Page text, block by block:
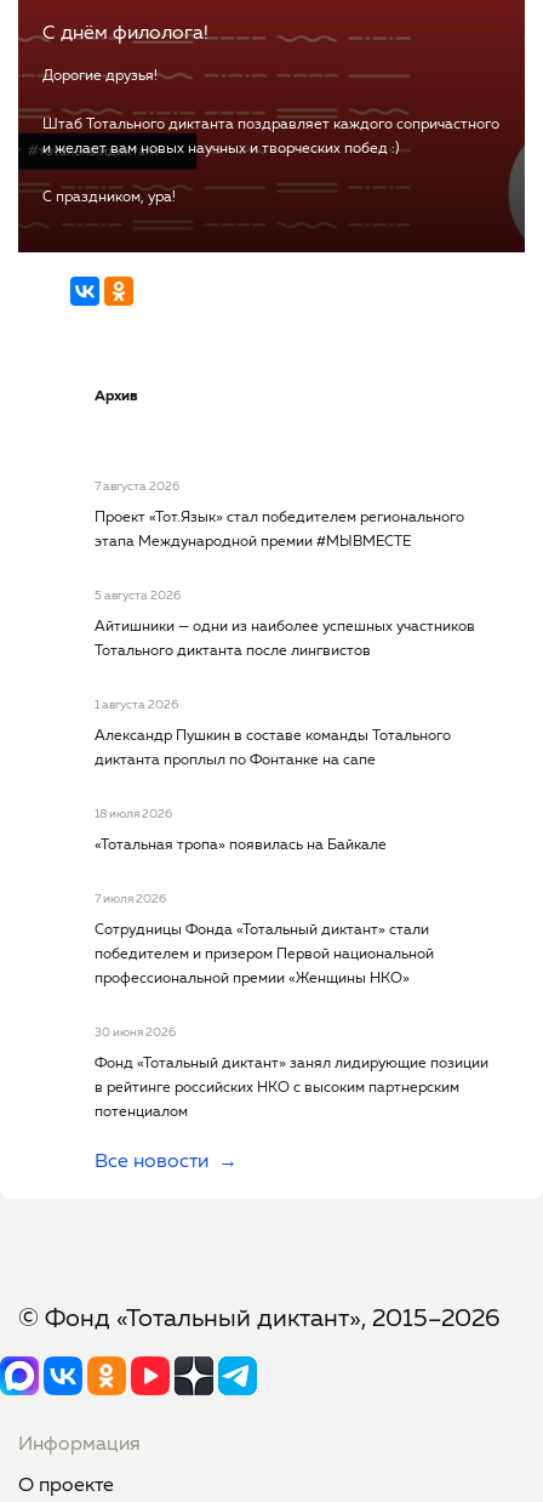
С днём филолога!
Дорогие друзья!
Штаб Тотального диктанта поздравляет каждого сопричастного
и желает вам новых научных и творческих побед :)
С праздником, ура!
Архив
7 августа 2026
Проект «Тот.Язык» стал победителем регионального
этапа Международной премии #МЫВМЕСТЕ
5 августа 2026
Айтишники — одни из наиболее успешных участников
Тотального диктанта после лингвистов
1 августа 2026
Александр Пушкин в составе команды Тотального
диктанта проплыл по Фонтанке на сапе
18 июля 2026
«Тотальная тропа» появилась на Байкале
7 июля 2026
Сотрудницы Фонда «Тотальный диктант» стали
победителем и призером Первой национальной
профессиональной премии «Женщины НКО»
30 июня 2026
Фонд «Тотальный диктант» занял лидирующие позиции
в рейтинге российских НКО с высоким партнерским
потенциалом
Все новости
© Фонд «Тотальный диктант», 2015–2026
Информация
О проекте